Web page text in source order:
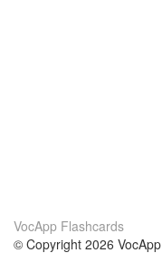
VocApp Flashcards
© Copyright 2026 VocApp